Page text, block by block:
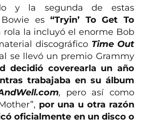
y la segunda de estas
Bowie es“Tryin’ To Get To
rola la incluyó el enorme Bob
discográfico Time Out
se llevó un premio Grammy
decidió coverearla un año
trabajaba en su álbum
, pero así como
por una u otra razón
oficialmente en un disco o